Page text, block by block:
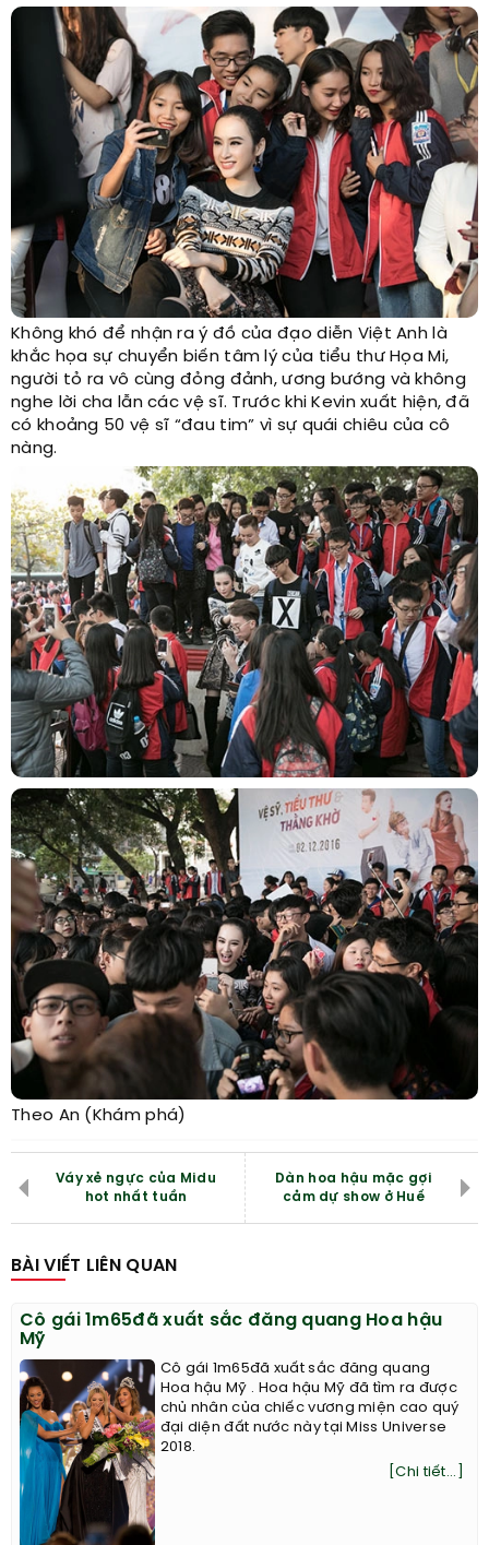
Không khó để nhận ra ý đồ của đạo diễn Việt Anh là
khắc họa sự chuyển biến tâm lý của tiểu thư Họa Mi,
người tỏ ra vô cùng đỏng đảnh, ương bướng và không
nghe lời cha lẫn các vệ sĩ. Trước khi Kevin xuất hiện, đã
có khoảng 50 vệ sĩ “đau tim” vì sự quái chiêu của cô
nàng.
Theo An (Khám phá)
Váy xẻ ngực của Midu
hot nhất tuần
Dàn hoa hậu mặc gợi
cảm dự show ở Huế
BÀI VIẾT LIÊN QUAN
Cô gái 1m65đã xuất sắc đăng quang Hoa hậu
Mỹ
Cô gái 1m65đã xuất sắc đăng quang
Hoa hậu Mỹ . Hoa hậu Mỹ đã tìm ra được
chủ nhân của chiếc vương miện cao quý
đại diện đất nước này tại Miss Universe
2018.
[Chi tiết...]